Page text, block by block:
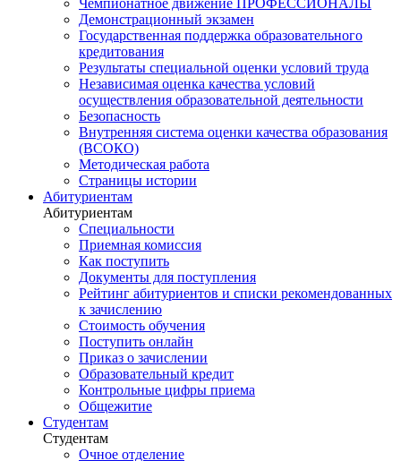
Чемпионатное движение ПРОФЕССИОНАЛЫ
Демонстрационный экзамен
Государственная поддержка образовательного
кредитования
Результаты специальной оценки условий труда
Независимая оценка качества условий
осуществления образовательной деятельности
Безопасность
Внутренняя система оценки качества образования
(ВСОКО)
Методическая работа
Страницы истории
Абитуриентам
Абитуриентам
Специальности
Приемная комиссия
Как поступить
Документы для поступления
Рейтинг абитуриентов и списки рекомендованных
к зачислению
Стоимость обучения
Поступить онлайн
Приказ о зачислении
Образовательный кредит
Контрольные цифры приема
Общежитие
Студентам
Студентам
Очное отделение